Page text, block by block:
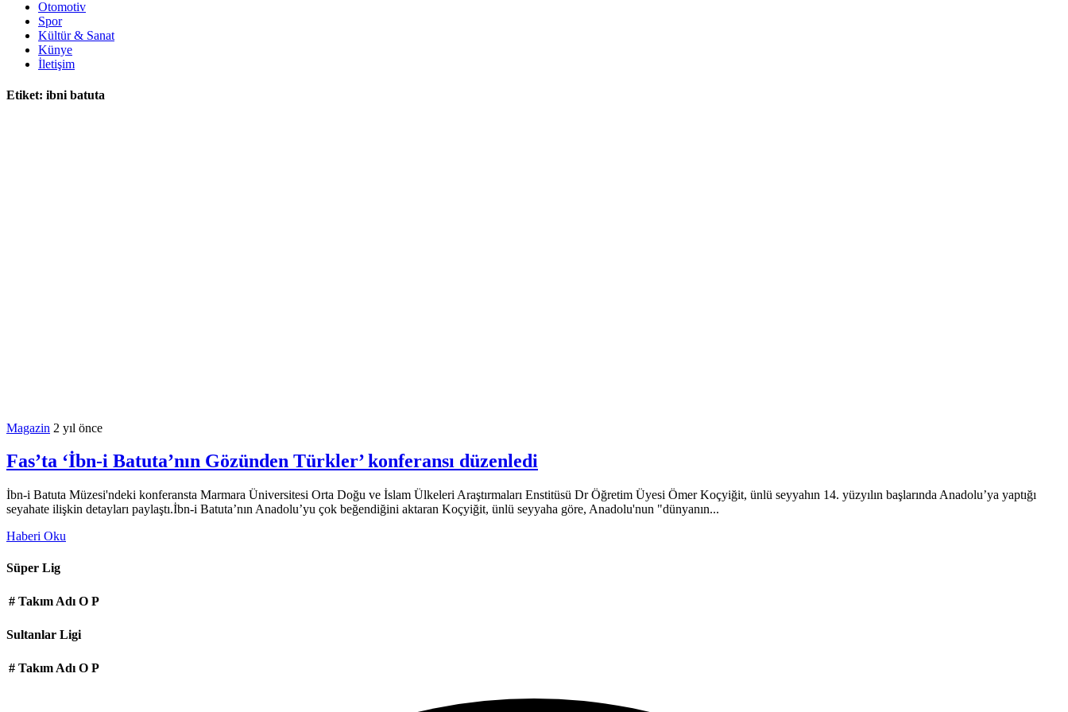
Otomotiv
Spor
Kültür & Sanat
Künye
İletişim
Etiket: ibni batuta
Magazin 2 yıl önce
Fas’ta ‘İbn-i Batuta’nın Gözünden Türkler’ konferansı düzenledi
İbn-i Batuta Müzesi'ndeki konferansta Marmara Üniversitesi Orta Doğu ve İslam Ülkeleri Araştırmaları Enstitüsü Dr Öğretim Üyesi Ömer Koçyiğit, ünlü seyyahın 14. yüzyılın başlarında Anadolu’ya yaptığı
seyahate ilişkin detayları paylaştı.İbn-i Batuta’nın Anadolu’yu çok beğendiğini aktaran Koçyiğit, ünlü seyyaha göre, Anadolu'nun "dünyanın...
Haberi Oku
Süper Lig
# Takım Adı O P
Sultanlar Ligi
# Takım Adı O P